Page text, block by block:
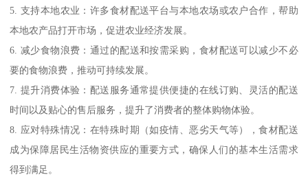
5. 支持本地农业：许多食材配送平台与本地农场或农户合作，帮助
本地农产品打开市场，促进农业经济发展。
6. 减少食物浪费：通过的配送和按需采购，食材配送可以减少不必
要的食物浪费，推动可持续发展。
7. 提升消费体验：配送服务通常提供便捷的在线订购、灵活的配送
时间以及贴心的售后服务，提升了消费者的整体购物体验。
8. 应对特殊情况：在特殊时期（如疫情、恶劣天气等），食材配送
成为保障居民生活物资供应的重要方式，确保人们的基本生活需求
得到满足。